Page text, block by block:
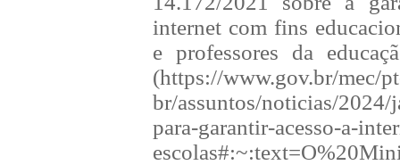
internet com fins
e professores da
(https://www.gov.br/mec/
br/assuntos/noticias/2024/
para-garantir-acesso-a-